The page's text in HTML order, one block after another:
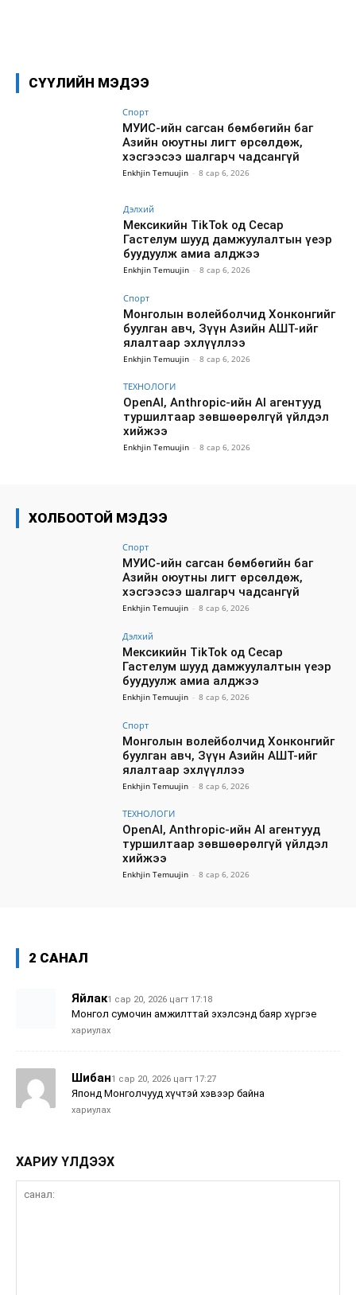
СҮҮЛИЙН МЭДЭЭ
Спорт
МУИС-ийн сагсан бөмбөгийн баг
Азийн оюутны лигт өрсөлдөж,
хэсгээсээ шалгарч чадсангүй
Enkhjin Temuujin - 8 сар 6, 2026
Дэлхий
Мексикийн TikTok од Сесар
Гастелум шууд дамжуулалтын үеэр
буудуулж амиа алджээ
Enkhjin Temuujin - 8 сар 6, 2026
Спорт
Монголын волейболчид Хонконгийг
буулган авч, Зүүн Азийн АШТ-ийг
ялалтаар эхлүүллээ
Enkhjin Temuujin - 8 сар 6, 2026
ТЕХНОЛОГИ
OpenAI, Anthropic-ийн AI агентууд
туршилтаар зөвшөөрөлгүй үйлдэл
хийжээ
Enkhjin Temuujin - 8 сар 6, 2026
ХОЛБООТОЙ МЭДЭЭ
Спорт
МУИС-ийн сагсан бөмбөгийн баг
Азийн оюутны лигт өрсөлдөж,
хэсгээсээ шалгарч чадсангүй
Enkhjin Temuujin - 8 сар 6, 2026
Дэлхий
Мексикийн TikTok од Сесар
Гастелум шууд дамжуулалтын үеэр
буудуулж амиа алджээ
Enkhjin Temuujin - 8 сар 6, 2026
Спорт
Монголын волейболчид Хонконгийг
буулган авч, Зүүн Азийн АШТ-ийг
ялалтаар эхлүүллээ
Enkhjin Temuujin - 8 сар 6, 2026
ТЕХНОЛОГИ
OpenAI, Anthropic-ийн AI агентууд
туршилтаар зөвшөөрөлгүй үйлдэл
хийжээ
Enkhjin Temuujin - 8 сар 6, 2026
2 САНАЛ
Яйлак1 сар 20, 2026 цагт 17:18
Монгол сумочин амжилттай эхэлсэнд баяр хүргэе
хариулах
Шибан1 сар 20, 2026 цагт 17:27
Японд Монголчууд хүчтэй хэвээр байна
хариулах
ХАРИУ ҮЛДЭЭХ